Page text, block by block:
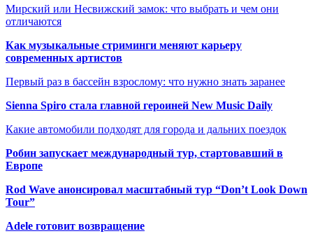
Мирский или Несвижский замок: что выбрать и чем они
отличаются
Как музыкальные стриминги меняют карьеру
современных артистов
Первый раз в бассейн взрослому: что нужно знать заранее
Sienna Spiro стала главной героиней New Music Daily
Какие автомобили подходят для города и дальних поездок
Робин запускает международный тур, стартовавший в
Европе
Rod Wave анонсировал масштабный тур “Don’t Look Down
Tour”
Adele готовит возвращение